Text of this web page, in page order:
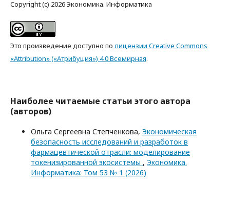
Copyright (c) 2026 Экономика. Информатика
Это произведение доступно по лицензии Creative Commons
«Attribution» («Атрибуция») 4.0 Всемирная.
Наиболее читаемые статьи этого автора
(авторов)
Ольга Сергеевна Степченкова, Экономическая
безопасность исследований и разработок в
фармацевтической отрасли: моделирование
токенизированной экосистемы , Экономика.
Информатика: Том 53 № 1 (2026)